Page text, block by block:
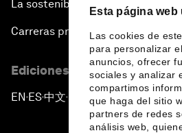
Esta página
Las cookies de
para personalizar
anuncios, ofrecer
sociales y analizar
compartimos
que haga del sitio
partners de redes
análisis web,
La sostenibilidad en el Foro
Carreras profesionales
Ediciones en otros idiomas
EN ▪ ES▪中文▪ 日本語